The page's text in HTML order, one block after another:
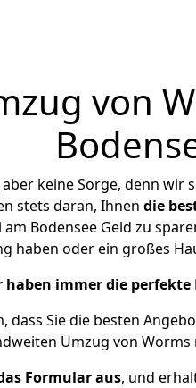
von
keine Sorge, denn wir
stets daran, Ihnen die
Bodensee Geld zu
haben oder ein großes
haben immer die perfekte
dass Sie die besten
Umzug von Worms
Formular aus, und